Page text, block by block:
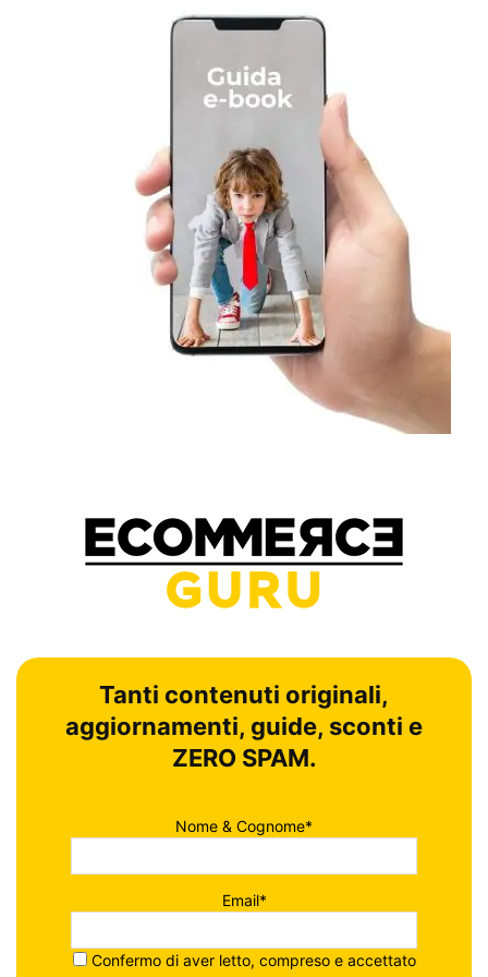
Tanti contenuti originali,
aggiornamenti, guide, sconti e
ZERO SPAM.
Nome & Cognome*
Email*
Confermo di aver letto, compreso e accettato